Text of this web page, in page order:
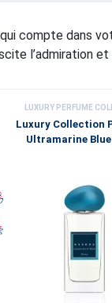
compte dans
l’admiration
LUXURY PERFUME
Luxury Collection
Ultramarine